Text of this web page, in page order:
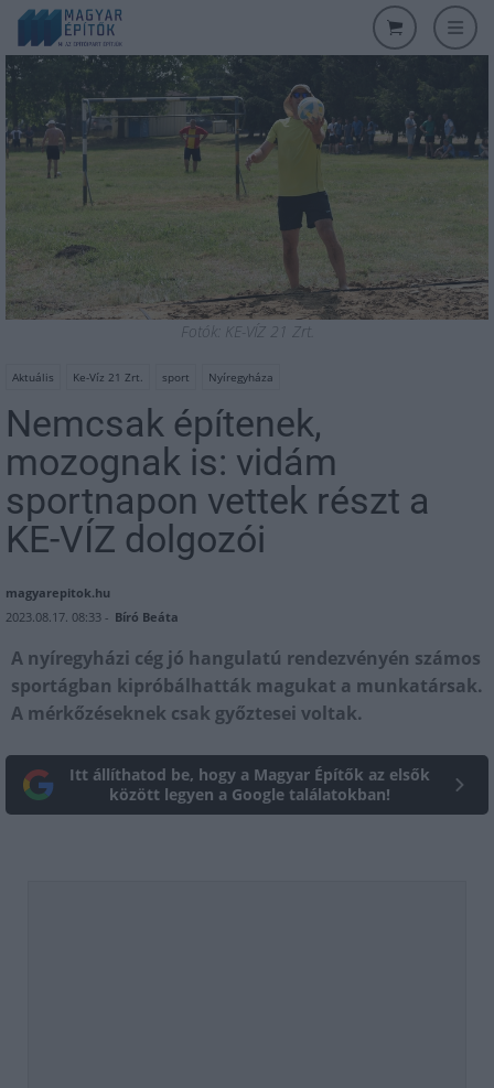
Fotók: KE-VÍZ 21 Zrt.
Aktuális Ke-Víz 21 Zrt. sport Nyíregyháza
Nemcsak építenek,
mozognak is: vidám
sportnapon vettek részt a
KE-VÍZ dolgozói
magyarepitok.hu
2023.08.17. 08:33 - Bíró Beáta
A nyíregyházi cég jó hangulatú rendezvényén számos
sportágban kipróbálhatták magukat a munkatársak.
A mérkőzéseknek csak győztesei voltak.
Itt állíthatod be, hogy a Magyar Építők az elsők
között legyen a Google találatokban!